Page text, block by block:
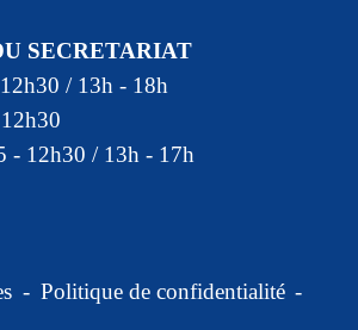
SECRETARIAT
/ 13h - 18h
- 12h30 / 13h - 17h
- Politique de confidentialité -